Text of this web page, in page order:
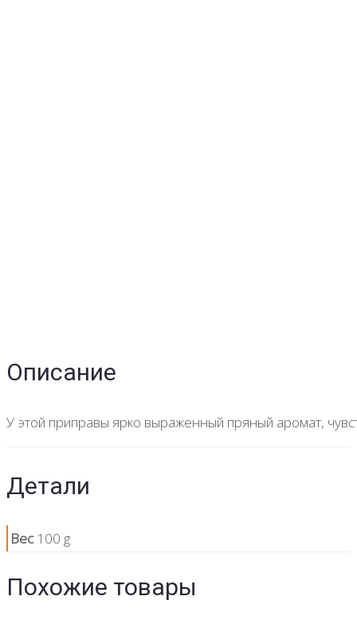
Описание
У этой приправы ярко выраженный пряный аромат,
Детали
Вес 100 g
Похожие товары